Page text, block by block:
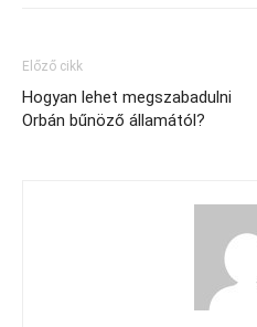
Előző cikk
Hogyan lehet megszabadulni
Orbán bűnöző államától?